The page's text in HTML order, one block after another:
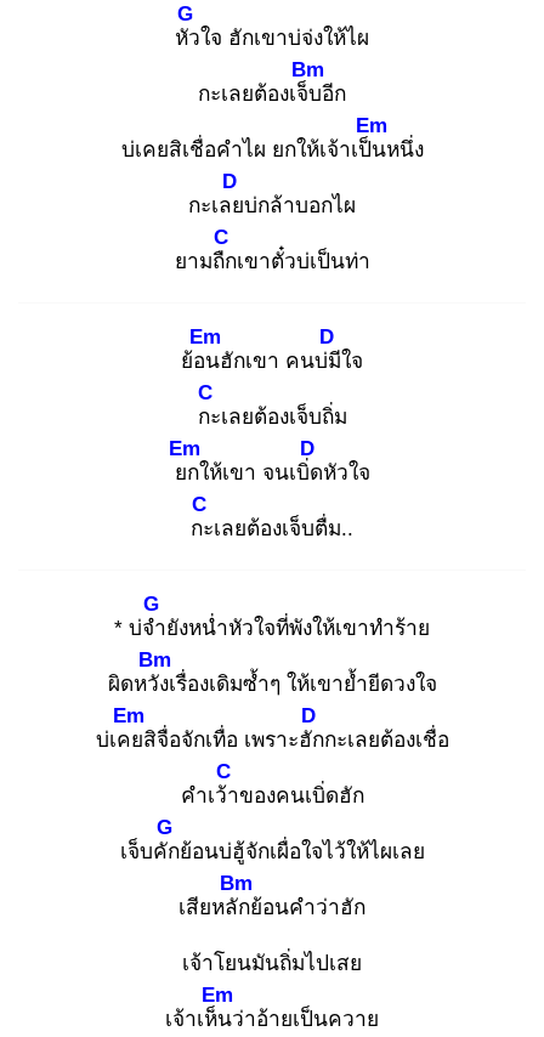
หัว
G
ใจ ฮักเขาบ่จ่งให้ไผ
กะเลยต้องเจ็บ
Bm
อีก
บ่เคยสิเชื่อคำไผ ยกให้เจ้าเป็น
Em
หนึ่ง
กะเลย
D
บ่กล้าบอกไผ
ยามถืก
C
เขาตั๋วบ่เป็นท่า
ย้อน
Em
ฮักเขา คนบ่มี
D
ใจ
กะ
C
เลยต้องเจ็บถิ่ม
ยก
Em
ให้เขา จนเบิ่ด
D
หัวใจ
กะ
C
เลยต้องเจ็บตื่ม..
* บ่จำ
G
ยังหน่ำหัวใจที่พังให้เขาทำร้าย
ผิดหวัง
Bm
เรื่องเดิมซ้ำๆ ให้เขาย้ำยีดวงใจ
บ่เคย
Em
สิจื่อจักเทื่อ เพราะฮัก
D
กะเลยต้องเชื่อ
คำเว้า
C
ของคนเบิ่ดฮัก
เจ็บคัก
G
ย้อนบ่ฮู้จักเผื่อใจไว้ให้ไผเลย
เสียหลัก
Bm
ย้อนคำว่าฮัก
เจ้าโยนมันถิ่มไปเสย
เจ้าเห็น
Em
ว่าอ้ายเป็นควาย